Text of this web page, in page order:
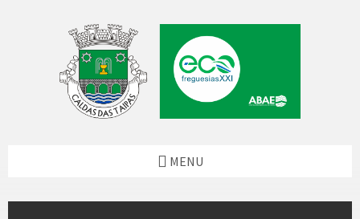
MENU